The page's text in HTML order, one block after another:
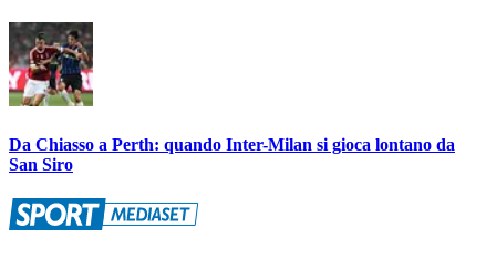
Da Chiasso a Perth: quando Inter-Milan si gioca lontano da
San Siro